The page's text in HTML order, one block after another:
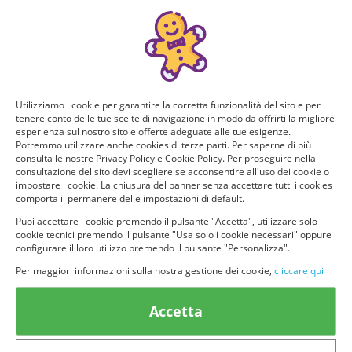
© provaprodottigratis.it 2023 | All Rights Reserved.
Utilizziamo i cookie per garantire la corretta funzionalità del sito e per
tenere conto delle tue scelte di navigazione in modo da offrirti la migliore
esperienza sul nostro sito e offerte adeguate alle tue esigenze.
Potremmo utilizzare anche cookies di terze parti. Per saperne di più
consulta le nostre Privacy Policy e Cookie Policy. Per proseguire nella
consultazione del sito devi scegliere se acconsentire all'uso dei cookie o
impostare i cookie. La chiusura del banner senza accettare tutti i cookies
comporta il permanere delle impostazioni di default.
Puoi accettare i cookie premendo il pulsante "Accetta", utilizzare solo i
cookie tecnici premendo il pulsante "Usa solo i cookie necessari" oppure
configurare il loro utilizzo premendo il pulsante "Personalizza".
Per maggiori informazioni sulla nostra gestione dei cookie, cliccare qui
Accetta